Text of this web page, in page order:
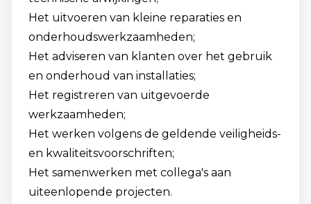
Het uitvoeren van kleine reparaties en
onderhoudswerkzaamheden;
Het adviseren van klanten over het gebruik
en onderhoud van installaties;
Het registreren van uitgevoerde
werkzaamheden;
Het werken volgens de geldende veiligheids-
en kwaliteitsvoorschriften;
Het samenwerken met collega's aan
uiteenlopende projecten.